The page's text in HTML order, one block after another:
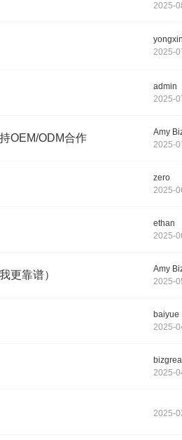
2025-
yongxin
2025-
admin
2025-
OEM/ODM合作
Amy
2025-
zero
2025-
ethan
2025-
更靠谱）
Amy
2025-
baiyue
2025-
2025-
2025-